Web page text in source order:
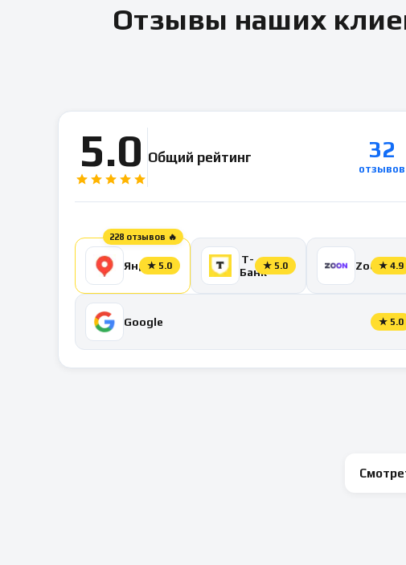
Отзывы наших
5.0 Общий рейтинг 32
отзывов
228 отзывов 🔥
Яндекс
★ 5.0
Т-
Банк★ 5.0 Zoon★4.9
Google ★ 5.0